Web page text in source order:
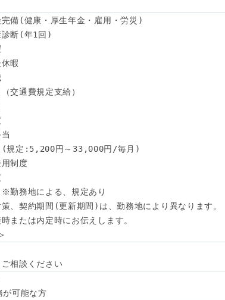
完備(健康・厚生年金・雇用・労災)
診断(年1回)
暇
交通費規定支給）
(規定:5,200円～33,000円/毎月)
用制度
勤務地による、規定あり
、契約期間(更新期間)は、勤務地により異なります。
または内定時にお伝えします。
相談ください
が可能な方